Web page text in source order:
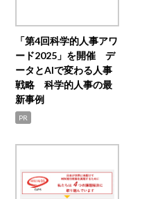
「第4回科学的人事アワ
ード2025」を開催 デ
ータとAIで変わる人事
戦略 科学的人事の最
新事例
PR